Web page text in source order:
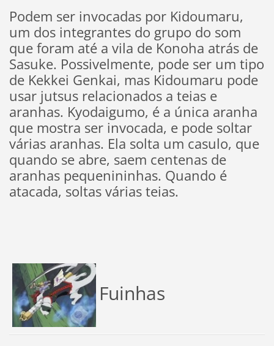
Podem ser invocadas por Kidoumaru,
um dos integrantes do grupo do som
que foram até a vila de Konoha atrás de
Sasuke. Possivelmente, pode ser um tipo
de Kekkei Genkai, mas Kidoumaru pode
usar jutsus relacionados a teias e
aranhas. Kyodaigumo, é a única aranha
que mostra ser invocada, e pode soltar
várias aranhas. Ela solta um casulo, que
quando se abre, saem centenas de
aranhas pequenininhas. Quando é
atacada, soltas várias teias.
Fuinhas